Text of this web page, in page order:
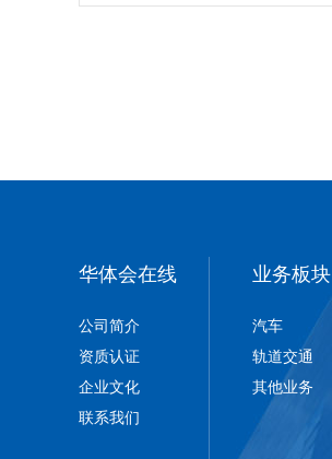
华体会在线
公司简介
资质认证
企业文化
联系我们
业务板块
汽车
轨道交通
其他业务